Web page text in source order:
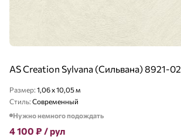
AS Creation Sylvana (Сильвана) 8921-02
Размер: 1,06 x 10,05 м
Стиль: Современный
Нужно немного подождать
4 100 ₽ / рул